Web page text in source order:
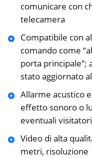
comunicare con
telecamera
Compatibile con
comando come
porta principale”;
stato aggiornato
Allarme acustico
effetto sonoro o
eventuali
Video di alta
metri, risoluzione